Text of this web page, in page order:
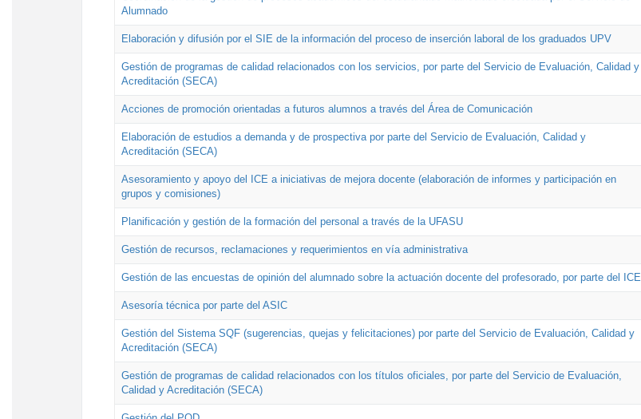
Alumnado
Elaboración y difusión por el SIE de la información del proceso de inserción laboral de los graduados UPV
Gestión de programas de calidad relacionados con los servicios, por parte del Servicio de Evaluación, Calidad y
Acreditación (SECA)
Acciones de promoción orientadas a futuros alumnos a través del Área de Comunicación
Elaboración de estudios a demanda y de prospectiva por parte del Servicio de Evaluación, Calidad y
Acreditación (SECA)
Asesoramiento y apoyo del ICE a iniciativas de mejora docente (elaboración de informes y participación en
grupos y comisiones)
Planificación y gestión de la formación del personal a través de la UFASU
Gestión de recursos, reclamaciones y requerimientos en vía administrativa
Gestión de las encuestas de opinión del alumnado sobre la actuación docente del profesorado, por parte del ICE
Asesoría técnica por parte del ASIC
Gestión del Sistema SQF (sugerencias, quejas y felicitaciones) por parte del Servicio de Evaluación, Calidad y
Acreditación (SECA)
Gestión de programas de calidad relacionados con los títulos oficiales, por parte del Servicio de Evaluación,
Calidad y Acreditación (SECA)